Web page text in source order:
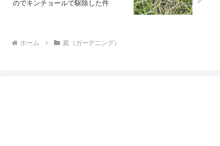
のでキンチョールで駆除した件
ホーム 庭（ガーデニング）